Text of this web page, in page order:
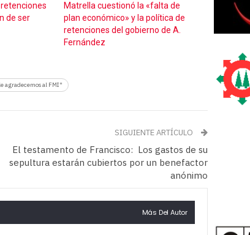
de ser
Matrella cuestionó la «falta de
plan económico» y la política de
retenciones del gobierno de A.
Fernández
agradecemos al FMI"
SIGUIENTE ARTÍCULO
El testamento de Francisco: Los gastos de su
sepultura estarán cubiertos por un benefactor
anónimo
Más Del Autor